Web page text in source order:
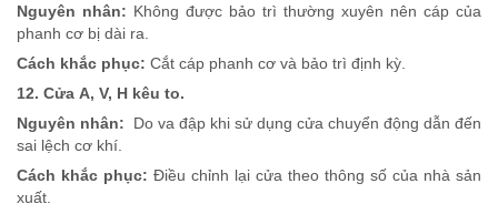
Nguyên nhân: Không được bảo trì thường xuyên nên cáp của
phanh cơ bị dài ra.
Cách khắc phục: Cắt cáp phanh cơ và bảo trì định kỳ.
12. Cửa A, V, H kêu to.
Nguyên nhân: Do va đập khi sử dụng cửa chuyển động dẫn đến
sai lệch cơ khí.
Cách khắc phục: Điều chỉnh lại cửa theo thông số của nhà sản
xuất.